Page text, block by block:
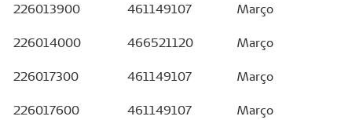
226013900 461149107 Março
226014000 466521120 Março
226017300 461149107 Março
226017600 461149107 Março